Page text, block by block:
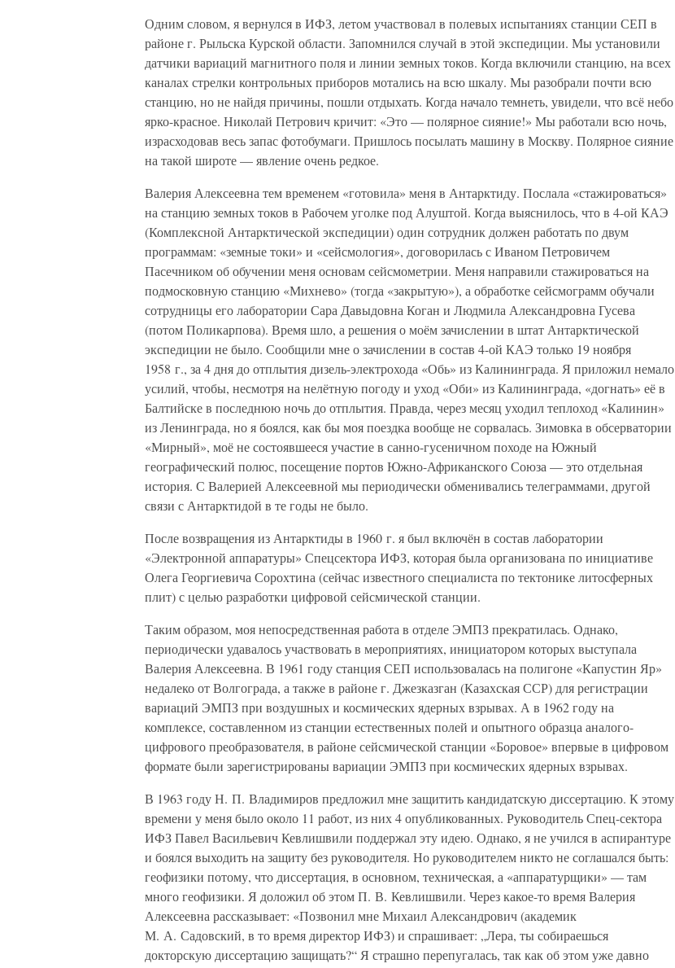
Одним словом, я вернулся в ИФЗ, летом участвовал в полевых испытаниях станции СЕП в
районе г. Рыльска Курской области. Запомнился случай в этой экспедиции. Мы установили
датчики вариаций магнитного поля и линии земных токов. Когда включили станцию, на всех
каналах стрелки контрольных приборов мотались на всю шкалу. Мы разобрали почти всю
станцию, но не найдя причины, пошли отдыхать. Когда начало темнеть, увидели, что всё небо
ярко-красное. Николай Петрович кричит: «Это — полярное сияние!» Мы работали всю ночь,
израсходовав весь запас фотобумаги. Пришлось посылать машину в Москву. Полярное сияние
на такой широте — явление очень редкое.
Валерия Алексеевна тем временем «готовила» меня в Антарктиду. Послала «стажироваться»
на станцию земных токов в Рабочем уголке под Алуштой. Когда выяснилось, что в 4-ой КАЭ
(Комплексной Антарктической экспедиции) один сотрудник должен работать по двум
программам: «земные токи» и «сейсмология», договорилась с Иваном Петровичем
Пасечником об обучении меня основам сейсмометрии. Меня направили стажироваться на
подмосковную станцию «Михнево» (тогда «закрытую»), а обработке сейсмограмм обучали
сотрудницы его лаборатории Сара Давыдовна Коган и Людмила Александровна Гусева
(потом Поликарпова). Время шло, а решения о моём зачислении в штат Антарктической
экспедиции не было. Сообщили мне о зачислении в состав 4-ой КАЭ только 19 ноября
1958 г., за 4 дня до отплытия дизель-электрохода «Обь» из Калининграда. Я приложил немало
усилий, чтобы, несмотря на нелётную погоду и уход «Оби» из Калининграда, «догнать» её в
Балтийске в последнюю ночь до отплытия. Правда, через месяц уходил теплоход «Калинин»
из Ленинграда, но я боялся, как бы моя поездка вообще не сорвалась. Зимовка в обсерватории
«Мирный», моё не состоявшееся участие в санно-гусеничном походе на Южный
географический полюс, посещение портов Южно-Африканского Союза — это отдельная
история. С Валерией Алексеевной мы периодически обменивались телеграммами, другой
связи с Антарктидой в те годы не было.
После возвращения из Антарктиды в 1960 г. я был включён в состав лаборатории
«Электронной аппаратуры» Спецсектора ИФЗ, которая была организована по инициативе
Олега Георгиевича Сорохтина (сейчас известного специалиста по тектонике литосферных
плит) с целью разработки цифровой сейсмической станции.
Таким образом, моя непосредственная работа в отделе ЭМПЗ прекратилась. Однако,
периодически удавалось участвовать в мероприятиях, инициатором которых выступала
Валерия Алексеевна. В 1961 году станция СЕП использовалась на полигоне «Капустин Яр»
недалеко от Волгограда, а также в районе г. Джезказган (Казахская ССР) для регистрации
вариаций ЭМПЗ при воздушных и космических ядерных взрывах. А в 1962 году на
комплексе, составленном из станции естественных полей и опытного образца аналого-
цифрового преобразователя, в районе сейсмической станции «Боровое» впервые в цифровом
формате были зарегистрированы вариации ЭМПЗ при космических ядерных взрывах.
В 1963 году Н. П. Владимиров предложил мне защитить кандидатскую диссертацию. К этому
времени у меня было около 11 работ, из них 4 опубликованных. Руководитель Спец-сектора
ИФЗ Павел Васильевич Кевлишвили поддержал эту идею. Однако, я не учился в аспирантуре
и боялся выходить на защиту без руководителя. Но руководителем никто не соглашался быть:
геофизики потому, что диссертация, в основном, техническая, а «аппаратурщики» — там
много геофизики. Я доложил об этом П. В. Кевлишвили. Через какое-то время Валерия
Алексеевна рассказывает: «Позвонил мне Михаил Александрович (академик
М. А. Садовский, в то время директор ИФЗ) и спрашивает: „Лера, ты собираешься
докторскую диссертацию защищать?“ Я страшно перепугалась, так как об этом уже давно